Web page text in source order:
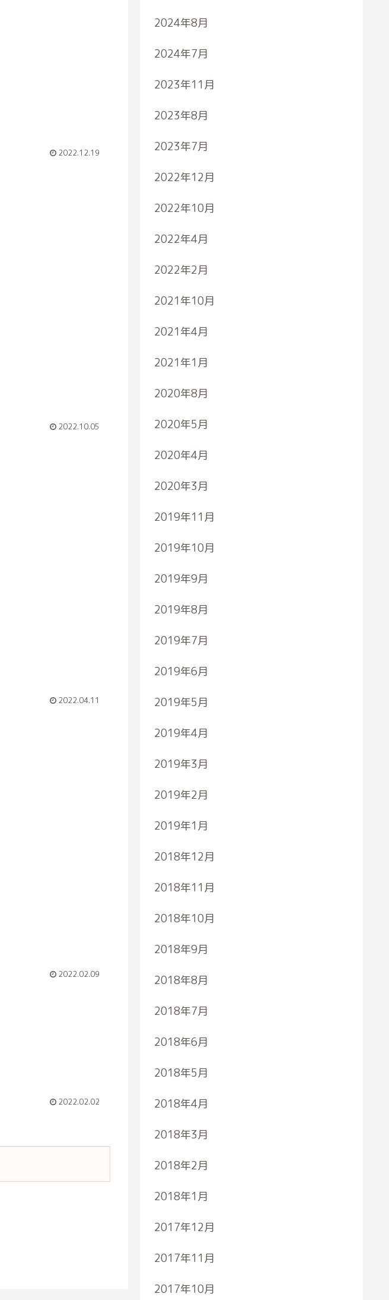
2022.12.19
2022.10.05
2022.04.11
2022.02.09
2022.02.02
2024年8月
2024年7月
2023年11月
2023年8月
2023年7月
2022年12月
2022年10月
2022年4月
2022年2月
2021年10月
2021年4月
2021年1月
2020年8月
2020年5月
2020年4月
2020年3月
2019年11月
2019年10月
2019年9月
2019年8月
2019年7月
2019年6月
2019年5月
2019年4月
2019年3月
2019年2月
2019年1月
2018年12月
2018年11月
2018年10月
2018年9月
2018年8月
2018年7月
2018年6月
2018年5月
2018年4月
2018年3月
2018年2月
2018年1月
2017年12月
2017年11月
2017年10月